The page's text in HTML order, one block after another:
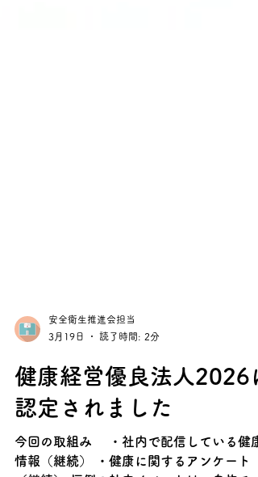
安全衛生推進会担当
3月19日
読了時間: 2分
健康経営優良法人2026
認定されました